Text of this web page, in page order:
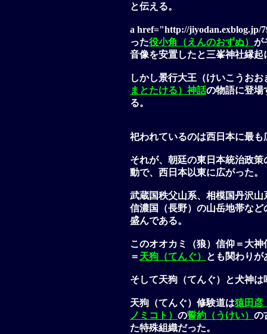
と伝える。
a href="http://jiyodan.exblog.jp/
った役小角（えんのおずぬ） が
音像を安置したと三峯神社縁起
しかし景行大王（けいこうお
まとたける）神話の物語に登場
る。
祀われているのは西日本に最
それが、朝廷の東日本統治政
動で、西日本以東に広がった。
武蔵国秩父山系、相模国丹沢
信濃国（長野）の山岳地帯な
盛んである。
このオオカミ（狼）信仰＝大
＝ 天狗（てんぐ） とも関わりが
そして天狗（てんぐ）と犬神
天狗（てんぐ）修験道は猿田彦
ノミコト） の誓約（うけい） の
た特殊組織だった。